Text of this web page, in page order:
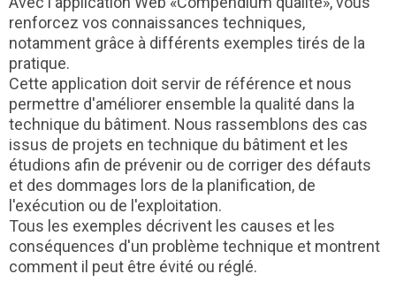
renforcez vos connaissances techniques,
notamment grâce à différents exemples tirés de la
pratique.
Cette application doit servir de référence et nous
permettre d'améliorer ensemble la qualité dans la
technique du bâtiment. Nous rassemblons des cas
issus de projets en technique du bâtiment et les
étudions afin de prévenir ou de corriger des défauts
et des dommages lors de la planification, de
l'exécution ou de l'exploitation.
Tous les exemples décrivent les causes et les
conséquences d'un problème technique et montrent
comment il peut être évité ou réglé.